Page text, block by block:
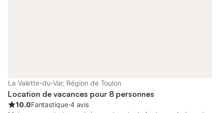
La Valette-du-Var, Région de Toulon
Location de vacances pour 8 personnes
10.0Fantastique⋅4 avis